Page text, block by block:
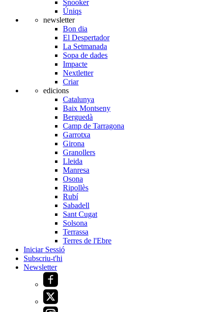
Snooker
Úniqs
newsletter
Bon dia
El Despertador
La Setmanada
Sopa de dades
Impacte
Nextletter
Criar
edicions
Catalunya
Baix Montseny
Berguedà
Camp de Tarragona
Garrotxa
Girona
Granollers
Lleida
Manresa
Osona
Ripollès
Rubí
Sabadell
Sant Cugat
Solsona
Terrassa
Terres de l'Ebre
Iniciar Sessió
Subscriu-t'hi
Newsletter